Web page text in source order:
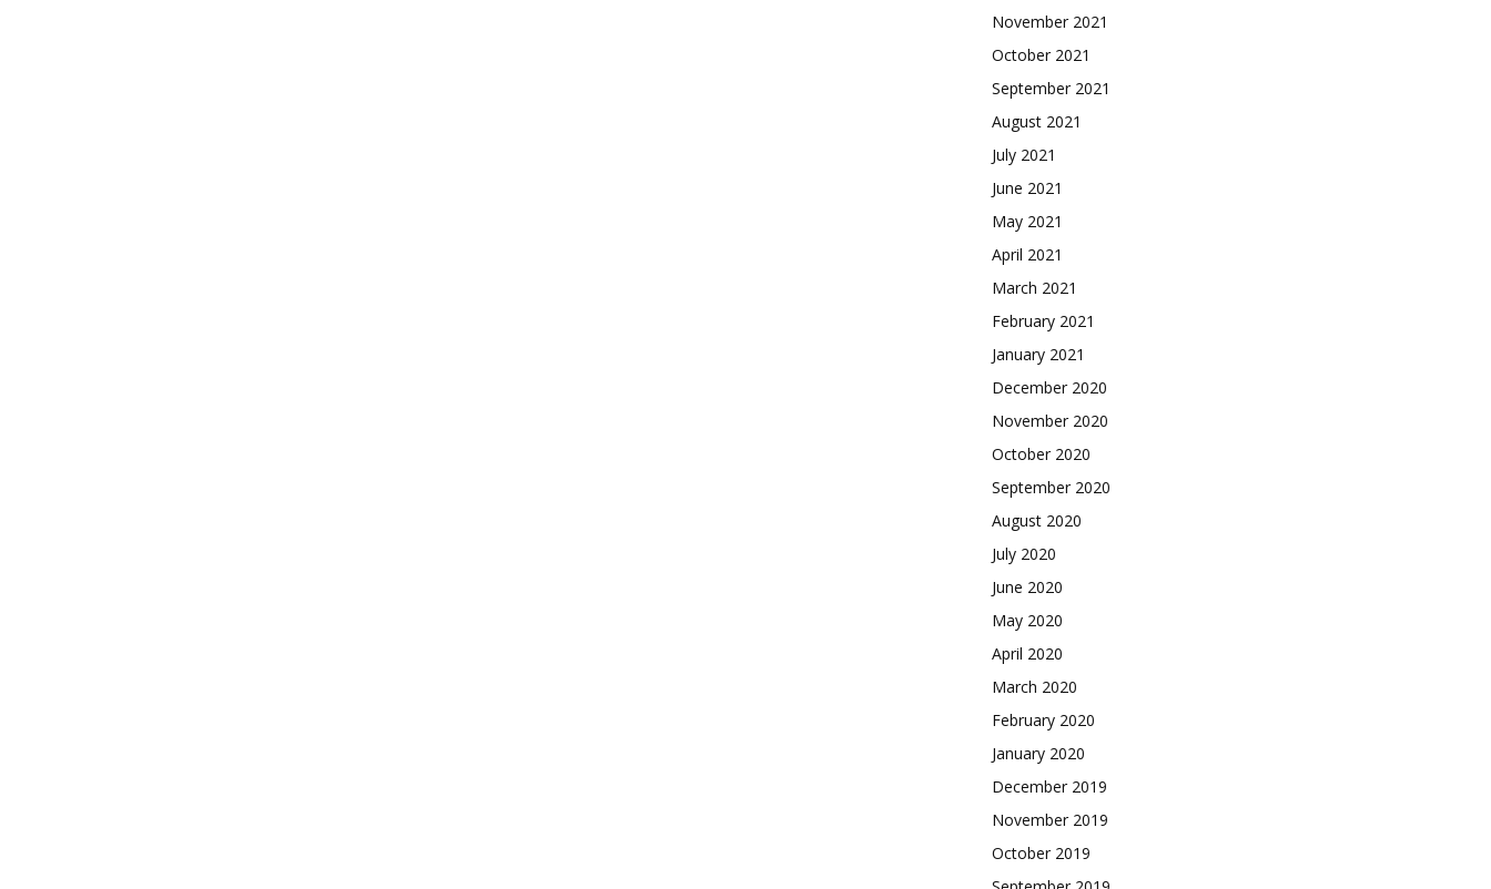
November 2021
October 2021
September 2021
August 2021
July 2021
June 2021
May 2021
April 2021
March 2021
February 2021
January 2021
December 2020
November 2020
October 2020
September 2020
August 2020
July 2020
June 2020
May 2020
April 2020
March 2020
February 2020
January 2020
December 2019
November 2019
October 2019